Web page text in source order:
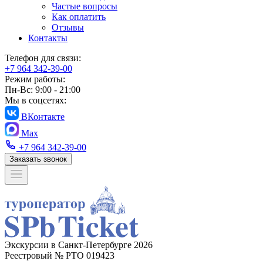
Частые вопросы
Как оплатить
Отзывы
Контакты
Телефон для связи:
+7 964 342-39-00
Режим работы:
Пн-Вс: 9:00 - 21:00
Мы в соцсетях:
ВКонтакте
Max
+7 964 342-39-00
Заказать звонок
Экскурсии в Санкт-Петербурге 2026
Реестровый № РТО 019423